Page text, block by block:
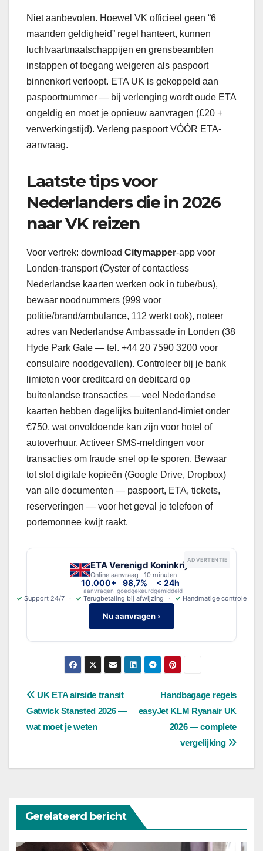
Niet aanbevolen. Hoewel VK officieel geen “6
maanden geldigheid” regel hanteert, kunnen
luchtvaartmaatschappijen en grensbeambten
instappen of toegang weigeren als paspoort
binnenkort verloopt. ETA UK is gekoppeld aan
paspoortnummer — bij verlenging wordt oude ETA
ongeldig en moet je opnieuw aanvragen (£20 +
verwerkingstijd). Verleng paspoort VÓÓR ETA-
aanvraag.
Laatste tips voor
Nederlanders die in 2026
naar VK reizen
Voor vertrek: download Citymapper-app voor
Londen-transport (Oyster of contactless
Nederlandse kaarten werken ook in tube/bus),
bewaar noodnummers (999 voor
politie/brand/ambulance, 112 werkt ook), noteer
adres van Nederlandse Ambassade in Londen (38
Hyde Park Gate — tel. +44 20 7590 3200 voor
consulaire noodgevallen). Controleer bij je bank
limieten voor creditcard en debitcard op
buitenlandse transacties — veel Nederlandse
kaarten hebben dagelijks buitenland-limiet onder
€750, wat onvoldoende kan zijn voor hotel of
autoverhuur. Activeer SMS-meldingen voor
transacties om fraude snel op te sporen. Bewaar
tot slot digitale kopieën (Google Drive, Dropbox)
van alle documenten — paspoort, ETA, tickets,
reserveringen — voor het geval je telefoon of
portemonnee kwijt raakt.
ADVERTENTIE
ETA Verenigd Koninkrijk
Online aanvraag · 10 minuten
10.000+
aanvragen
98,7%
goedgekeurd
< 24h
gemiddeld
✓ Support 24/7 ✓ Terugbetaling bij afwijzing ✓ Handmatige controle
Nu aanvragen ›
Bericht
navigatie
Handbagage regels
easyJet KLM Ryanair UK
2026 — complete
vergelijking
UK ETA airside transit
Gatwick Stansted 2026 —
wat moet je weten
Gerelateerd bericht